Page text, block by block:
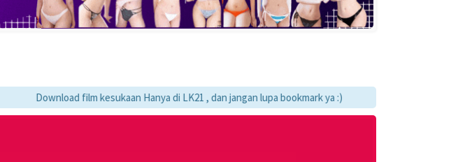
Download film kesukaan Hanya di LK21 , dan jangan lupa bookmark ya :)